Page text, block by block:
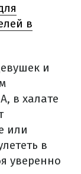
в
и
в халате
или
в
уверенно